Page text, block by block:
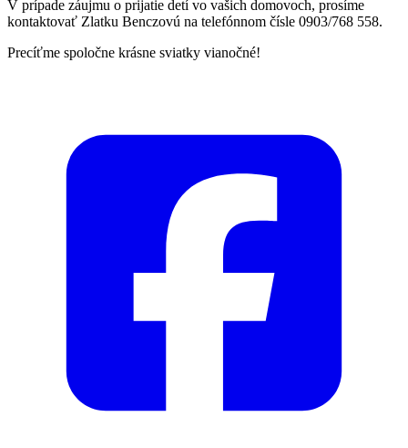
V prípade záujmu o prijatie detí vo vašich domovoch, prosíme
kontaktovať Zlatku Benczovú na telefónnom čísle 0903/768 558.
Precíťme spoločne krásne sviatky vianočné!